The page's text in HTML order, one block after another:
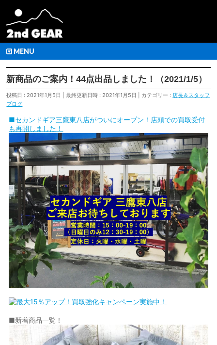
MENU
新商品のご案内！44点出品しました！（2021/1/5）
投稿日 : 2021年1月5日 最終更新日時 : 2021年1月5日 カテゴリー : 店長＆スタッフ
ブログ
■セカンドギア三鷹東八店がついにオープン！店頭での買取受付
も再開しました！
■新着商品一覧！